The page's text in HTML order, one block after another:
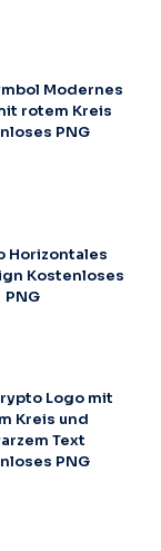
Modernes
rotem Kreis
PNG
Horizontales
Kostenloses
PNG
Logo mit
Kreis und
Text
PNG